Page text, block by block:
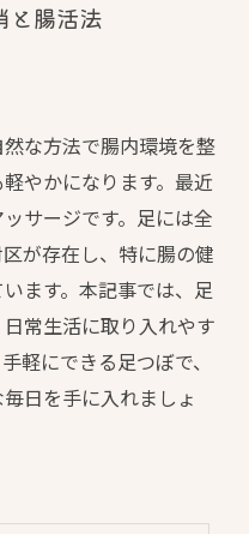
と腸活法
な方法で腸内環境を整
やかになります。最近
サージです。足には全
が存在し、特に腸の健
ます。本記事では、足
常生活に取り入れやす
軽にできる足つぼで、
日を手に入れましょ